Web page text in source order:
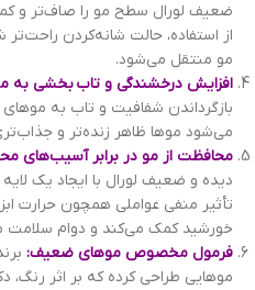
ضعیف لورال سطح مو را صاف‌تر و
از استفاده، حالت شانه‌کردن
مو منتقل می‌شود.
افزایش درخشندگی و تاب بخشی به
بازگرداندن شفافیت و تاب به
می‌شود موها ظاهر زنده‌تر و
محافظت از مو در برابر آسیب‌های
دیده و ضعیف لورال با ایجاد یک
تأثیر منفی عواملی همچون حرارت
خورشید کمک می‌کند و دوام سلامت
فرمول مخصوص موهای ضعیف:
موهایی طراحی کرده که بر اثر رنگ،